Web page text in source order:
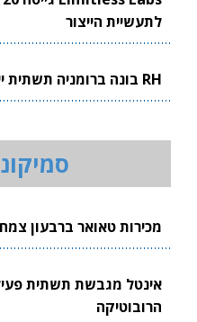
לתעשיית הייצור
RH בונה ברומניה תשתית ייצור ביטחוני ישראלית
מכירות טאואר ברבעון צמחו
אינטל מגבשת תשתית
הרובוטיקה